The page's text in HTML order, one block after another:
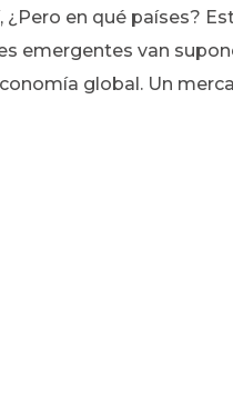
¿Pero en qué países?
emergentes van
global. Un